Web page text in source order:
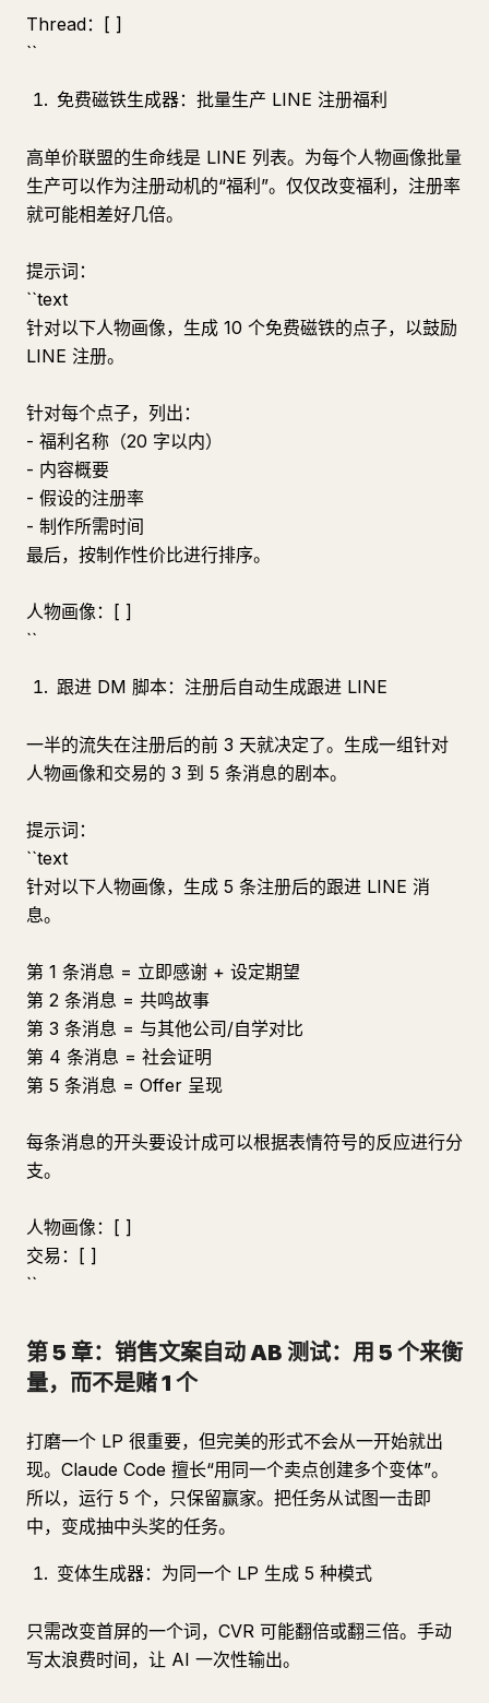
Thread：[ ]
``
免费磁铁生成器：批量生产 LINE 注册福利
高单价联盟的生命线是 LINE 列表。为每个人物画像批量
生产可以作为注册动机的“福利”。仅仅改变福利，注册率
就可能相差好几倍。
提示词：
``text
针对以下人物画像，生成 10 个免费磁铁的点子，以鼓励
LINE 注册。
针对每个点子，列出：
- 福利名称（20 字以内）
- 内容概要
- 假设的注册率
- 制作所需时间
最后，按制作性价比进行排序。
人物画像：[ ]
``
跟进 DM 脚本：注册后自动生成跟进 LINE
一半的流失在注册后的前 3 天就决定了。生成一组针对
人物画像和交易的 3 到 5 条消息的剧本。
提示词：
``text
针对以下人物画像，生成 5 条注册后的跟进 LINE 消
息。
第 1 条消息 = 立即感谢 + 设定期望
第 2 条消息 = 共鸣故事
第 3 条消息 = 与其他公司/自学对比
第 4 条消息 = 社会证明
第 5 条消息 = Offer 呈现
每条消息的开头要设计成可以根据表情符号的反应进行分
支。
人物画像：[ ]
交易：[ ]
``
第 5 章：销售文案自动 AB 测试：用 5 个来衡
量，而不是赌 1 个
打磨一个 LP 很重要，但完美的形式不会从一开始就出
现。Claude Code 擅长“用同一个卖点创建多个变体”。
所以，运行 5 个，只保留赢家。把任务从试图一击即
中，变成抽中头奖的任务。
变体生成器：为同一个 LP 生成 5 种模式
只需改变首屏的一个词，CVR 可能翻倍或翻三倍。手动
写太浪费时间，让 AI 一次性输出。